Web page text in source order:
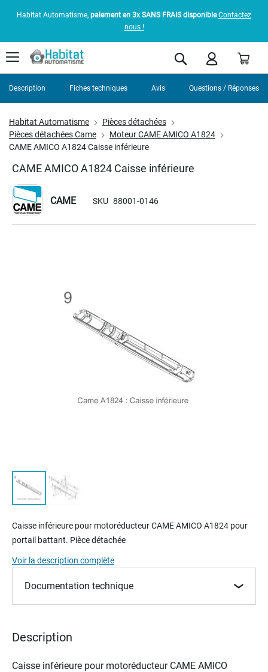
Habitat Automatisme, paiement en 3x SANS FRAIS disponible Contactez
nous !
Rechercher
Habitat Automatisme
Pièces détachées
Pièces détachées Came
Moteur CAME AMICO A1824
CAME AMICO A1824 Caisse inférieure
CAME AMICO A1824 Caisse inférieure
CAME SKU 88001-0146
to
beginning
of
the
images
Caisse inférieure pour motoréducteurCAME AMICO A1824 pour
portail battant. Pièce détachée
Voir la description complète
Documentation technique
Description Fiches techniques Avis Questions / Réponses
Description
Caisse inférieure pour motoréducteurCAME AMICO